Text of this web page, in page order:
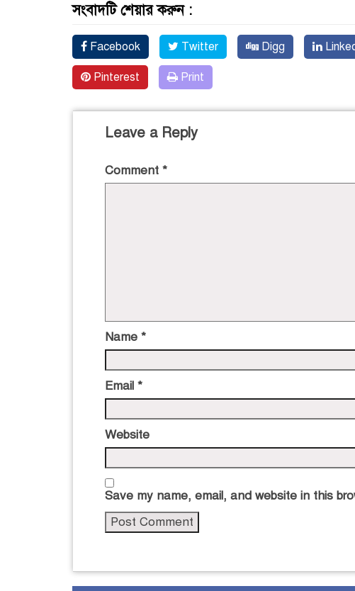
সংবাদটি শেয়ার করুন :
Facebook Twitter Digg
Pinterest Print
Leave a Reply
Comment *
Name *
Email *
Website
Save my name, email, and website in this